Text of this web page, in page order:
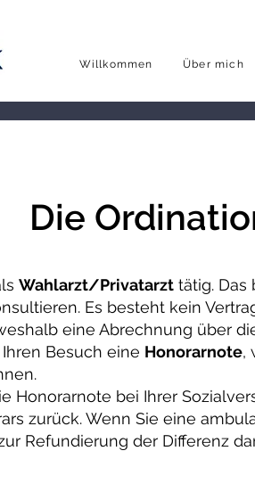
Willkommen Über mich
Die
Wahlarzt/Privatarzt tätig. Das
Es besteht kein
eine Abrechnung über
Besuch eine Honorarnote,
Honorarnote bei Ihrer
zurück. Wenn Sie eine
Refundierung der Differenz